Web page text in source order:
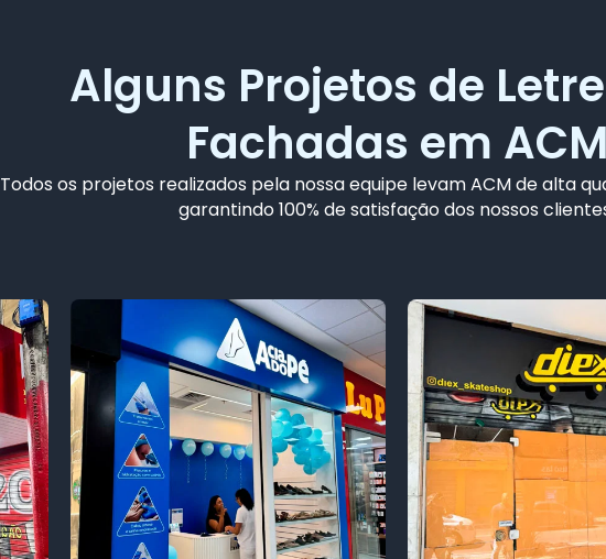
Alguns Projetos de
Fachadas em ACM
Todos os projetos realizados pela nossa equipe levam ACM de alta
garantindo 100% de satisfação dos nossos